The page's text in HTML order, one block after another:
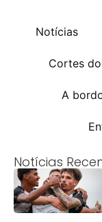
Notícias
Cortes
A
Notícias